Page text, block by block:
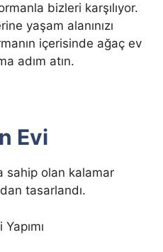
bizleri karşılıyor.
yaşam alanınızı
içerisinde ağaç ev
adım atın.
Evi
sahip olan kalamar
tasarlandı.